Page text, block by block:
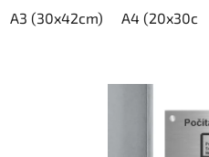
A3 (30x42cm) A4 (20x30cm)